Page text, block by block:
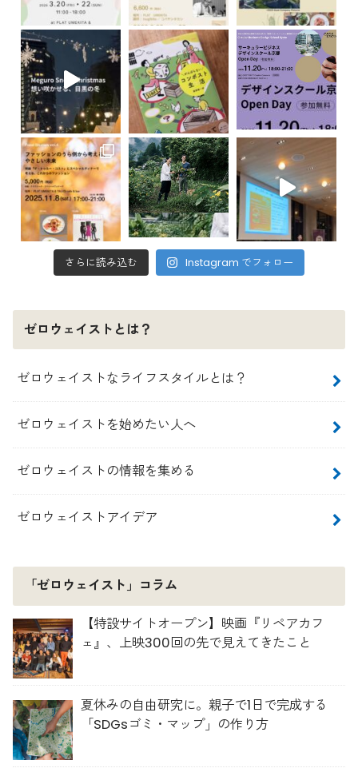
さらに読み込む Instagram でフォロー
ゼロウェイストとは？
ゼロウェイストなライフスタイルとは？
ゼロウェイストを始めたい人へ
ゼロウェイストの情報を集める
ゼロウェイストアイデア
「ゼロウェイスト」コラム
【特設サイトオープン】映画『リペアカフ
ェ』、上映300回の先で見えてきたこと
夏休みの自由研究に。親子で1日で完成する
「SDGsゴミ・マップ」の作り方